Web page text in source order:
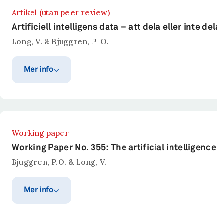
Sammanfattning
Synen på äganderätt som den uppfattas av
gällde mot alla. Under början av 1900-talet skedde
ekonomer som visar att den nya synen förbiser
Artikel (utan peer review)
Artificiell intelligens data – att dela eller inte
Long, V. & Bjuggren, P-O.
Mer info
Sammanfattning
Long, V. & Bjuggren, P-O. (2022).Artificiell intelligens
Working paper
Working Paper No. 355: The artificial
Bjuggren, P.O. & Long, V.
Mer info